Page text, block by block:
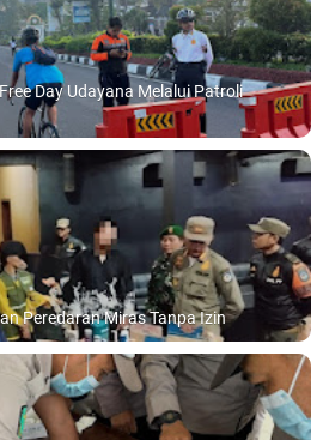
Day Udayana Melalui Patroli
Peredaran Miras Tanpa Izin